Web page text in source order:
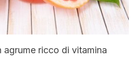
agrume ricco di vitamina